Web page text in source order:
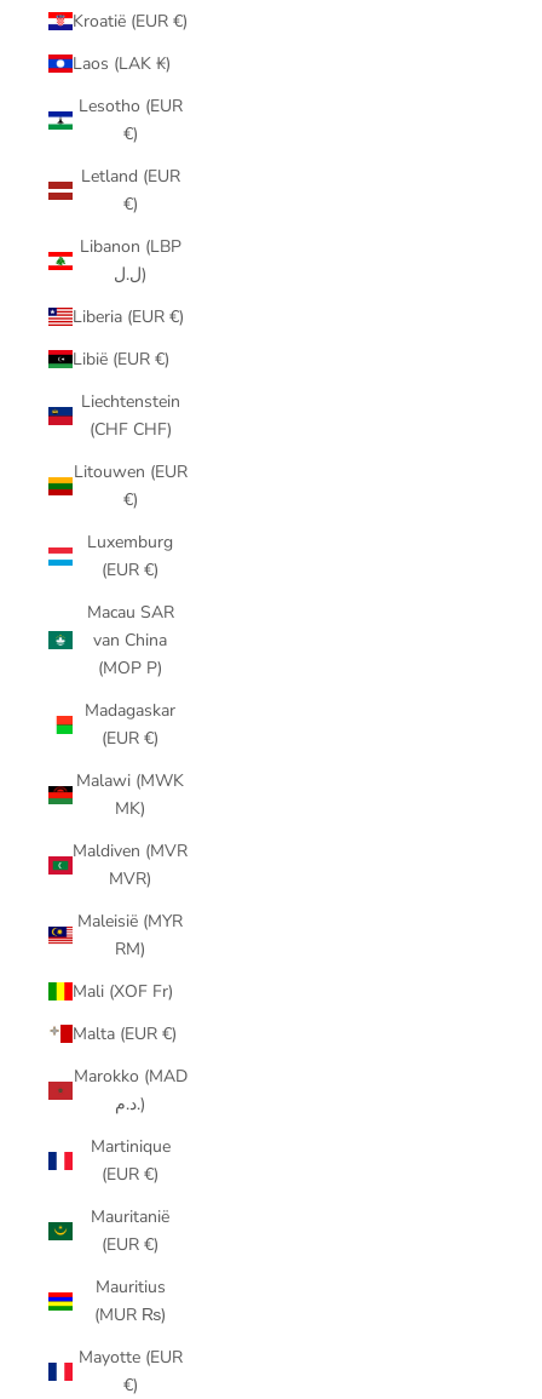
Kroatië (EUR €)
Laos (LAK ₭)
Lesotho (EUR
€)
Letland (EUR
€)
Libanon (LBP
ل.ل)
Liberia (EUR €)
Libië (EUR €)
Liechtenstein
(CHF CHF)
Litouwen (EUR
€)
Luxemburg
(EUR €)
Macau SAR
van China
(MOP P)
Madagaskar
(EUR €)
Malawi (MWK
MK)
Maldiven (MVR
MVR)
Maleisië (MYR
RM)
Mali (XOF Fr)
Malta (EUR €)
Marokko (MAD
د.م.)
Martinique
(EUR €)
Mauritanië
(EUR €)
Mauritius
(MUR ₨)
Mayotte (EUR
€)